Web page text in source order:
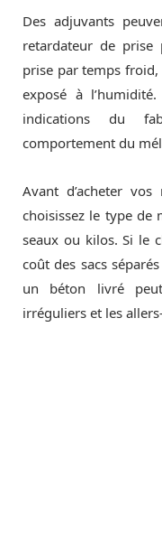
Des adjuvants
retardateur de prise
prise par temps
exposé à
indications du
comportement du
Avant d’acheter
choisissez le type de
seaux ou kilos. Si le
coût des sacs
un béton livré
irréguliers et les